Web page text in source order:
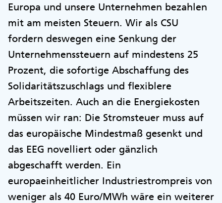
Europa und unsere Unternehmen bezahlen
mit am meisten Steuern. Wir als CSU
fordern deswegen eine Senkung der
Unternehmenssteuern auf mindestens 25
Prozent, die sofortige Abschaffung des
Solidaritätszuschlags und flexiblere
Arbeitszeiten. Auch an die Energiekosten
müssen wir ran: Die Stromsteuer muss auf
das europäische Mindestmaß gesenkt und
das EEG novelliert oder gänzlich
abgeschafft werden. Ein
europaeinheitlicher Industriestrompreis von
weniger als 40 Euro/MWh wäre ein weiterer